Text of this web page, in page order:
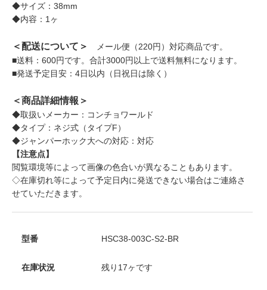
◆サイズ：38mm
◆内容：1ヶ
＜配送について＞
メール便（220円）対応商品です。
■送料：600円です。合計3000円以上で送料無料になります。
■発送予定目安：4日以内（日祝日は除く）
＜商品詳細情報＞
◆取扱いメーカー：コンチョワールド
◆タイプ：ネジ式（タイプF）
◆ジャンパーホック大への対応：対応
【注意点】
閲覧環境等によって画像の色合いが異なることもあります。
◇在庫切れ等によって予定日内に発送できない場合はご連絡さ
せていただきます。
型番 HSC38-003C-S2-BR
在庫状況 残り17ヶです